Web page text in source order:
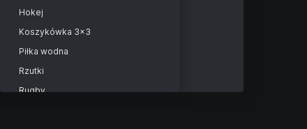
Hagen
Lexington
Grodzisk Mazowiecki
Istanbul 2
Plovdiv 2
Hokej
Koszykówka 3x3
Piłka wodna
Rzutki
Rugby